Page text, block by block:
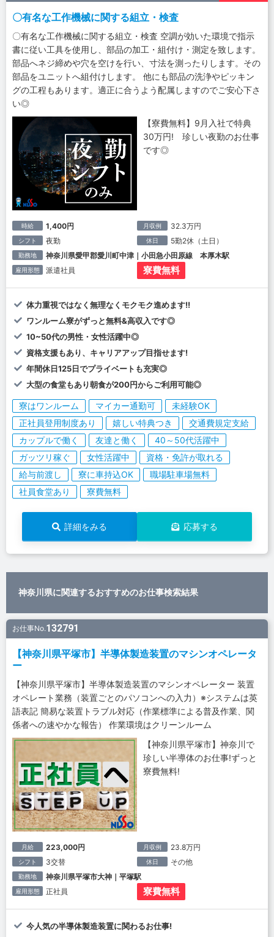
〇有名な工作機械に関する組立・検査
〇有名な工作機械に関する組立・検査 空調が効いた環境で指示
書に従い工具を使用し、部品の加工・組付け・測定を致します。
部品へネジ締めや穴を空けを行い、寸法を測ったりします。その
部品をユニットへ組付けします。 他にも部品の洗浄やピッキン
グの工程もあります。適正に合うよう配属しますのでご安心下さ
い◎
【寮費無料】9月入社で特典
30万円! 珍しい夜勤のお仕事
です◎
時給 1,400円 月収例 32.3万円
シフト 夜勤 休日 5勤2休（土日）
勤務地 神奈川県愛甲郡愛川町中津｜小田急小田原線 本厚木駅
雇用形態 派遣社員 寮費無料
体力重視ではなく無理なくモクモク進めます!!
ワンルーム寮がずっと無料&高収入です◎
10~50代の男性・女性活躍中◎
資格支援もあり、キャリアアップ目指せます!
年間休日125日でプライベートも充実◎
大型の食堂もあり朝食が200円からご利用可能◎
寮はワンルーム マイカー通勤可
未経験OK
正社員登用制度あり
嬉しい特典つき
交通費規定支給
カップルで働く
友達と働く
40～50代活躍中
ガッツリ稼ぐ
女性活躍中
資格・免許が取れる
給与前渡し
寮に車持込OK
職場駐車場無料
社員食堂あり
寮費無料
詳細をみる 応募する
神奈川県に関連するおすすめのお仕事検索結果
お仕事No.132791
【神奈川県平塚市】半導体製造装置のマシンオペレータ
ー
【神奈川県平塚市】半導体製造装置のマシンオペレーター 装置
オペレート業務（装置ごとのパソコンへの入力）※システムは英
語表記 簡易な装置トラブル対応（作業標準による普及作業、関
係者への速やかな報告） 作業環境はクリーンルーム
【神奈川県平塚市】神奈川で
珍しい半導体のお仕事!ずっと
寮費無料!
月給 223,000円 月収例 23.8万円
シフト 3交替 休日 その他
勤務地 神奈川県平塚市大神｜平塚駅
雇用形態 正社員 寮費無料
今人気の半導体製造装置に関わるお仕事!